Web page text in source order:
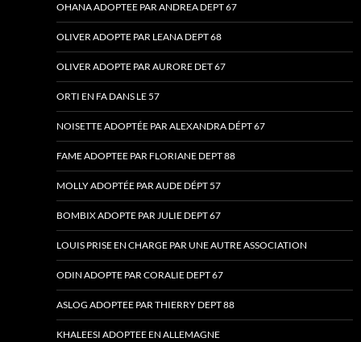
OHANA ADOPTEE PAR ANDREA DEPT 67
OLIVER ADOPTE PAR LEANA DEPT 68
OLIVER ADOPTE PAR AURORE DET 67
ORTI EN FA DANS LE 57
NOISETTE ADOPTÉE PAR ALEXANDRA DÉPT 67
FAME ADOPTEE PAR FLORIANE DEPT 88
MOLLY ADOPTÉE PAR AUDE DÉPT 57
BOMBIX ADOPTE PAR JULIE DEPT 67
LOUIS PRISE EN CHARGE PAR UNE AUTRE ASSOCIATION
ODIN ADOPTE PAR CORALIE DEPT 67
ASLOG ADOPTEE PAR THIERRY DEPT 88
KHALEESI ADOPTEE EN ALLEMAGNE